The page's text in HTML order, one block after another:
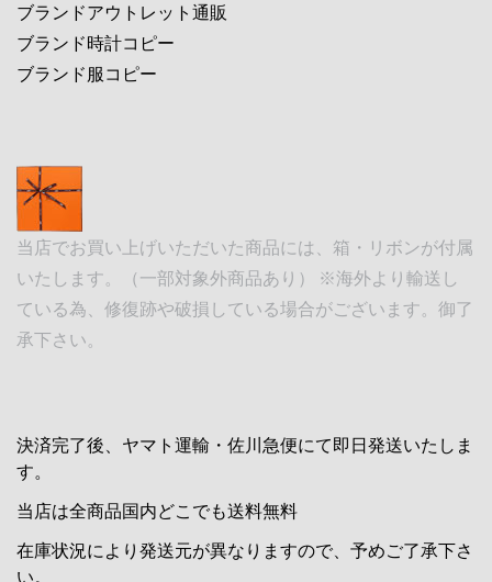
ブランドアウトレット通販
ブランド時計コピー
ブランド服コピー
当店でお買い上げいただいた商品には、箱・リボンが付属
いたします。（一部対象外商品あり） ※海外より輸送し
ている為、修復跡や破損している場合がございます。御了
承下さい。
決済完了後、ヤマト運輸・佐川急便にて即日発送いたしま
す。
当店は全商品国内どこでも送料無料
在庫状況により発送元が異なりますので、予めご了承下さ
い。